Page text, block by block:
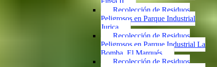
Recolección de Residuos
Peligrosos en Parque Industrial
Jurica
Recolección de Residuos
Peligrosos en Parque Industrial La
Bomba, El Marqués
Recolección de Residuos